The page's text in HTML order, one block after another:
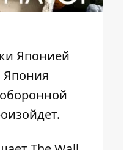
Японией
Япония